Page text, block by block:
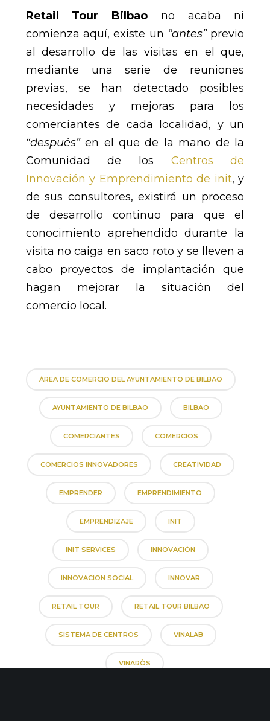
Retail Tour Bilbao no acaba ni
comienza aquí, existe un “antes”previo
al desarrollo de las visitas en el que,
mediante una serie de reuniones
previas, se han detectado posibles
necesidades y mejoras para los
comerciantes de cada localidad, y un
“después”en el que de la mano de la
Comunidad de los Centros de
Innovación y Emprendimiento de init, y
de sus consultores, existirá un proceso
de desarrollo continuo para que el
conocimiento aprehendido durante la
visita no caiga en saco roto y se lleven a
cabo proyectos de implantación que
hagan mejorar la situación del
comercio local.
ÁREA DE COMERCIO DEL AYUNTAMIENTO DE BILBAO
AYUNTAMIENTO DE BILBAO BILBAO
COMERCIANTES COMERCIOS
COMERCIOS INNOVADORES CREATIVIDAD
EMPRENDER EMPRENDIMIENTO
EMPRENDIZAJE INIT
INIT SERVICES INNOVACIÓN
INNOVACION SOCIAL INNOVAR
RETAIL TOUR RETAIL TOUR BILBAO
SISTEMA DE CENTROS VINALAB
VINARÒS